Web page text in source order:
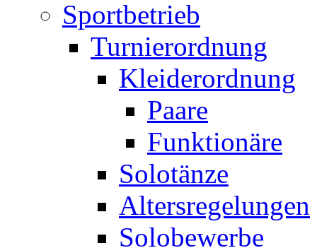
Sportbetrieb
Turnierordnung
Kleiderordnung
Paare
Funktionäre
Solotänze
Altersregelungen
Solobewerbe